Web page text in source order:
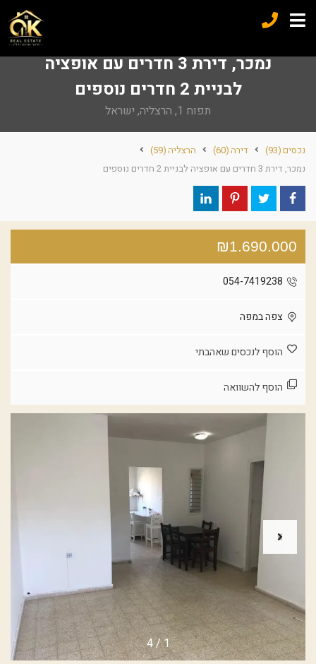
נמכר, דירת 3 חדרים עם אופציה
לבניית 2 חדרים נוספים
תפוח 1, הרצליה, ישראל
נכסים(93) דירה(60) הרצליה(59)
נמכר, דירת 3 חדרים עם אופציה לבניית 2 חדרים נוספים
₪1.690.000
054-7419238
צפה במפה
הוסף לנכסים שאהבתי
הוסף להשוואה
1
/
4